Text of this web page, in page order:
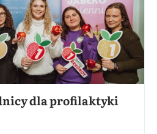
dla profilaktyki